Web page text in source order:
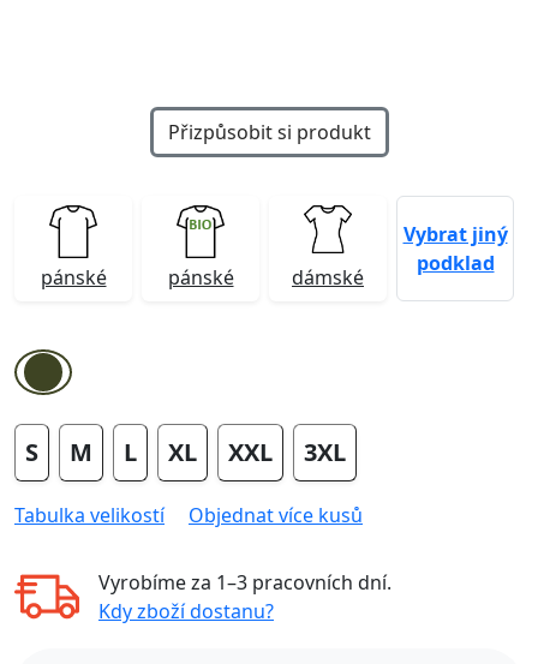
Přizpůsobit si produkt
pánské pánské dámské
Vybrat jiný
podklad
S M L XL XXL 3XL
Tabulka velikostí Objednat více kusů
Vyrobíme za 1–3 pracovních dní.
Kdy zboží dostanu?